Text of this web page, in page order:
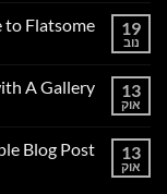
19
נוב
to Flatsome
Welcome
13
אוק
A Gallery
Just
13
אוק
Blog Post